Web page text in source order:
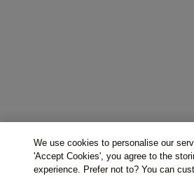
We use cookies to personalise our
'Accept Cookies', you agree to the
experience. Prefer not to? You can